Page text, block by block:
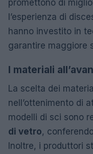
promettono di
l’esperienza di
hanno investito in
garantire maggiore
I materiali
La scelta dei
nell’ottenimento di
modelli di sci sono
di vetro,
Inoltre, i produttori